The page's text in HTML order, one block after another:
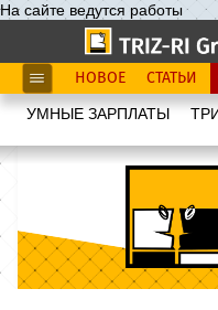
На сайте ведутся работы
НОВОЕ СТАТЬИ
УМНЫЕ ЗАРПЛАТЫ